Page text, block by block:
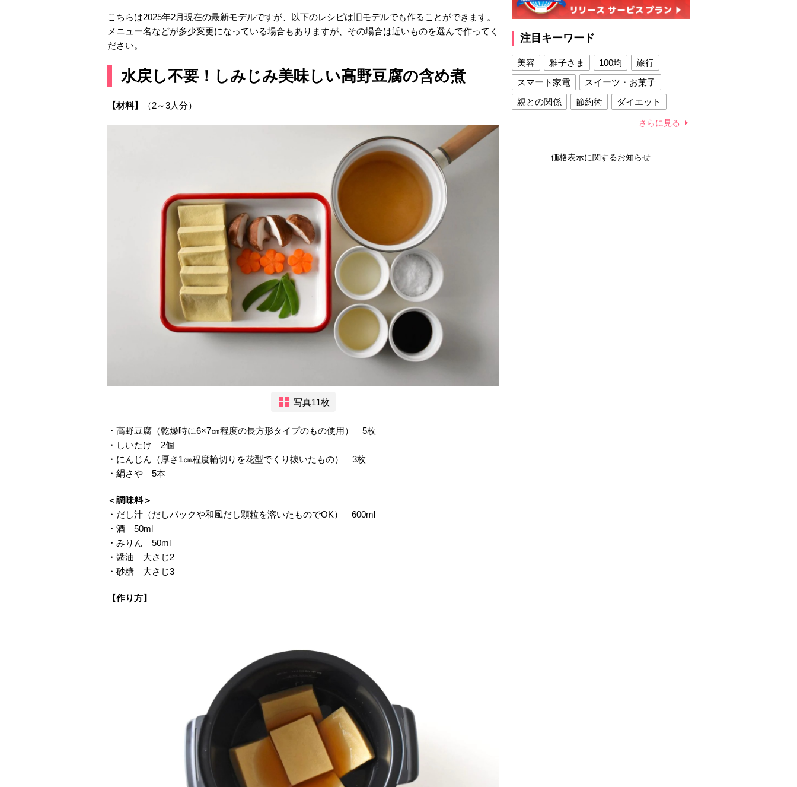
こちらは2025年2月現在の最新モデルですが、以下のレシピは旧モデルでも作ることができます。
メニュー名などが多少変更になっている場合もありますが、その場合は近いものを選んで作ってく
ださい。
水戻し不要！しみじみ美味しい高野豆腐の含め煮
【材料】 （2～3人分）
写真11枚
・高野豆腐（乾燥時に6×7㎝程度の長方形タイプのもの使用） 5枚
・しいたけ 2個
・にんじん（厚さ1㎝程度輪切りを花型でくり抜いたもの） 3枚
・絹さや 5本
＜調味料＞
・だし汁（だしパックや和風だし顆粒を溶いたものでOK） 600ml
・酒 50ml
・みりん 50ml
・醤油 大さじ2
・砂糖 大さじ3
【作り方】
注目キーワード
美容 雅子さま 100均
旅行
スマート家電
スイーツ・お菓子
親との関係
節約術
ダイエット
夫との関係
新津春子 どか食い
さらに見る
価格表示に関するお知らせ